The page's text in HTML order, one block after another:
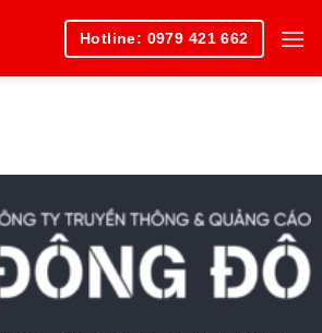
Hotline: 0979 421 662